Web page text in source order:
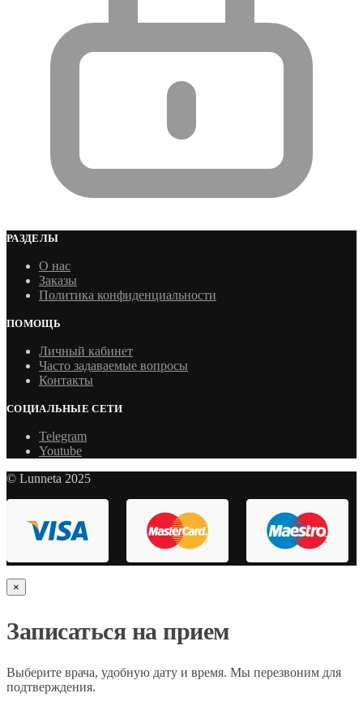
РАЗДЕЛЫ
О нас
Заказы
Политика конфиденциальности
ПОМОЩЬ
Личный кабинет
Часто задаваемые вопросы
Контакты
СОЦИАЛЬНЫЕ СЕТИ
Telegram
Youtube
© Lunneta 2025
×
Записаться на прием
Выберите врача, удобную дату и время. Мы перезвоним для
подтверждения.